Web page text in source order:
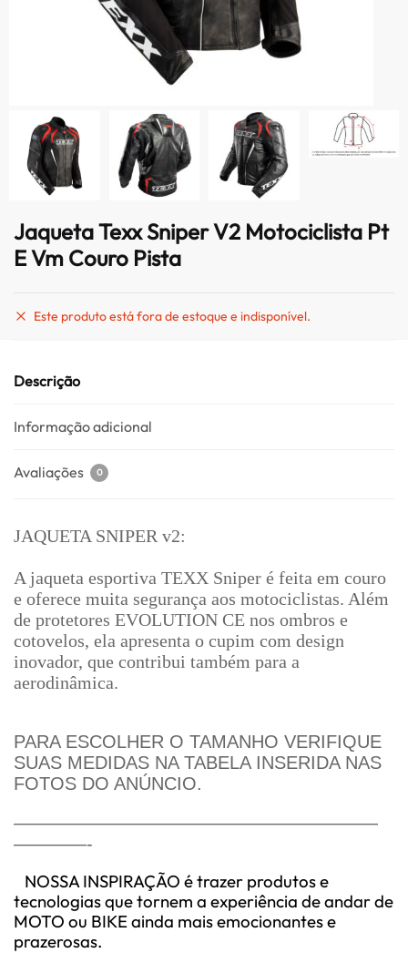
Jaqueta Texx Sniper V2 Motociclista Pt
E Vm Couro Pista
Este produto está fora de estoque e indisponível.
Descrição
Informação adicional
Avaliações 0
JAQUETA SNIPER v2:
A jaqueta esportiva TEXX Sniper é feita em couro
e oferece muita segurança aos motociclistas. Além
de protetores EVOLUTION CE nos ombros e
cotovelos, ela apresenta o cupim com design
inovador, que contribui também para a
aerodinâmica.
PARA ESCOLHER O TAMANHO VERIFIQUE
SUAS MEDIDAS NA TABELA INSERIDA NAS
FOTOS DO ANÚNCIO.
————————————————————
————-
NOSSA INSPIRAÇÃO é trazer produtos e
tecnologias que tornem a experiência de andar de
MOTO ou BIKE ainda mais emocionantes e
prazerosas.